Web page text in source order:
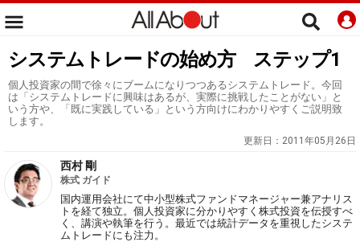
システムトレードの始め方 ステップ1
個人投資家の間で徐々にブームになりつつあるシステムトレード。今回
は「システムトレードに興味はあるが、実際に挑戦したことがない」と
いう方や、「既に実践している」という方向けにわかりやすくご説明致
します。
更新日： 2011年05月26日
西村 剛
株式 ガイド
国内運用会社にて中小型株式ファンドマネージャー兼アナリス
トを経て独立。個人投資家に分かりやすく株式投資を伝授すべ
く、講演や執筆を行う。最近では統計データを重視したシステ
ムトレードにも注力。